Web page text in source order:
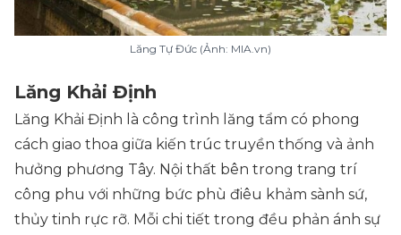
Lăng Tự Đức (Ảnh: MIA.vn)
Lăng Khải Định
Lăng Khải Định là công trình lăng tẩm có phong
cách giao thoa giữa kiến trúc truyền thống và ảnh
hưởng phương Tây. Nội thất bên trong trang trí
công phu với những bức phù điêu khảm sành sứ,
thủy tinh rực rỡ. Mỗi chi tiết trong đều phản ánh sự